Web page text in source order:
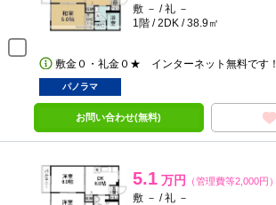
敷 － / 礼 －
1階 / 2DK / 38.9㎡
敷金０・礼金０★ インターネット無料です！
パノラマ
お問い合わせ(無料)
5.1 万円 （管理費等2,000円）
敷 － / 礼 －